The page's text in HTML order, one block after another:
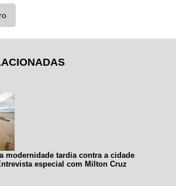
modernidade tardia contra a cidade
especial com Milton Cruz